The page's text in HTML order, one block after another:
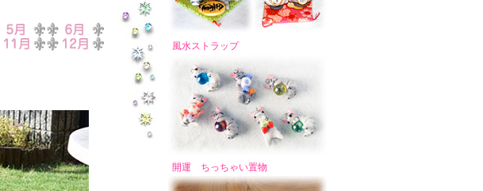
風水ストラップ
開運 ちっちゃい置物